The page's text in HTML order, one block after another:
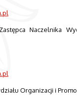
Naczelnika
Organizacji i